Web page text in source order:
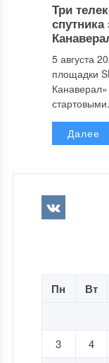
Три
5 августа
площадки
Далее
Пн Вт
3
4